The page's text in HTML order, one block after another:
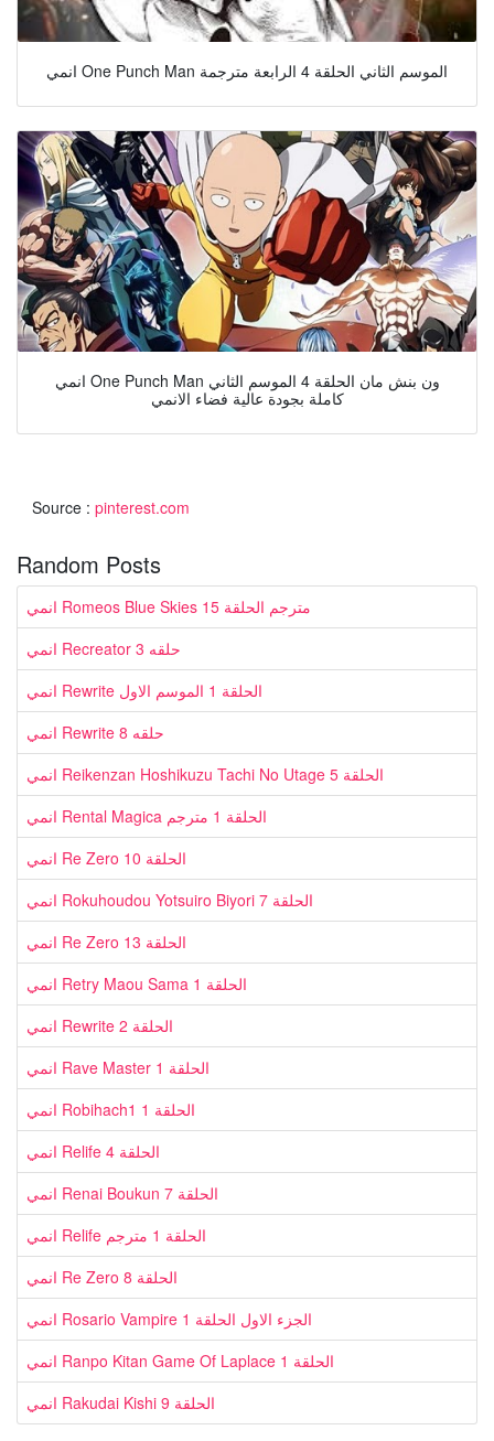
انمي One Punch Man الموسم الثاني الحلقة 4 الرابعة مترجمة
انمي One Punch Man ون بنش مان الحلقة 4 الموسم الثاني
كاملة بجودة عالية فضاء الانمي
Source : pinterest.com
Random Posts
انمي Romeos Blue Skies مترجم الحلقة 15
انمي Recreator حلقه 3
انمي Rewrite الحلقة 1 الموسم الاول
انمي Rewrite حلقه 8
انمي Reikenzan Hoshikuzu Tachi No Utage الحلقة 5
انمي Rental Magica الحلقة 1 مترجم
انمي Re Zero الحلقة 10
انمي Rokuhoudou Yotsuiro Biyori الحلقة 7
انمي Re Zero الحلقة 13
انمي Retry Maou Sama الحلقة 1
انمي Rewrite الحلقة 2
انمي Rave Master الحلقة 1
انمي Robihach1 الحلقة 1
انمي Relife الحلقة 4
انمي Renai Boukun الحلقة 7
انمي Relife الحلقة 1 مترجم
انمي Re Zero الحلقة 8
انمي Rosario Vampire الجزء الاول الحلقة 1
انمي Ranpo Kitan Game Of Laplace الحلقة 1
انمي Rakudai Kishi الحلقة 9